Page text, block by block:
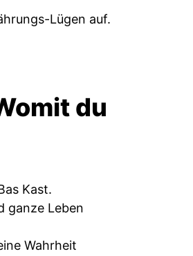
Lügen auf.
du
Kast.
ganze Leben
Wahrheit